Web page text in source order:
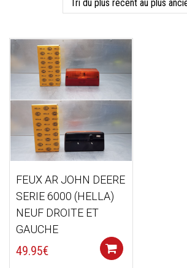
FEUX AR JOHN DEERE
SERIE 6000 (HELLA)
NEUF DROITE ET
GAUCHE
49.95€